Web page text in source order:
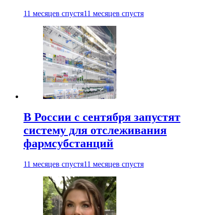
11 месяцев спустя11 месяцев спустя
В России с сентября запустят
систему для отслеживания
фармсубстанций
11 месяцев спустя11 месяцев спустя